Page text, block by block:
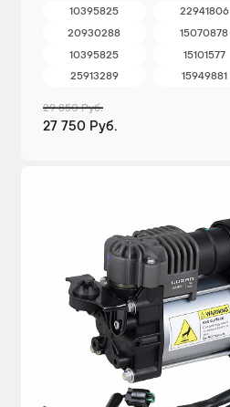
10395825 22941806
20930288
15070878
10395825
15101577
25913289
15949881
29 850 Руб.
27 750 Руб.